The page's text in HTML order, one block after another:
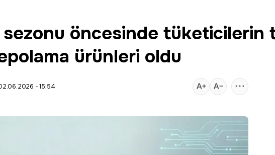
öncesinde tüketicilerin
ürünleri oldu
- 15:54